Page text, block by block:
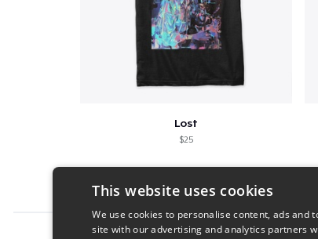
Lost
$25
This website uses cookies
We use cookies to personalise content, ads
site with our advertising and analytics partners